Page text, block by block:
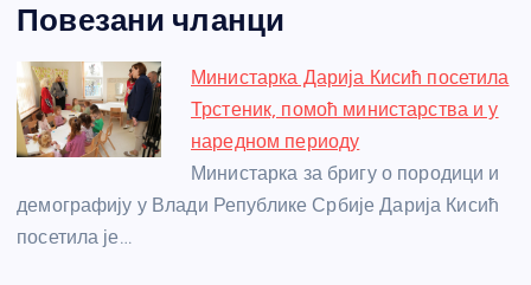
c
e
b
o
k
ss
e
n
g
itt
er
er at
s
A
p
p
a
g
e
e
st
e
Повезани чланци
Министарка Дарија Кисић посетила
Трстеник, помоћ министарства и у
наредном периоду
Министарка за бригу о породици и
демографију у Влади Републике Србије Дарија Кисић
посетила је…